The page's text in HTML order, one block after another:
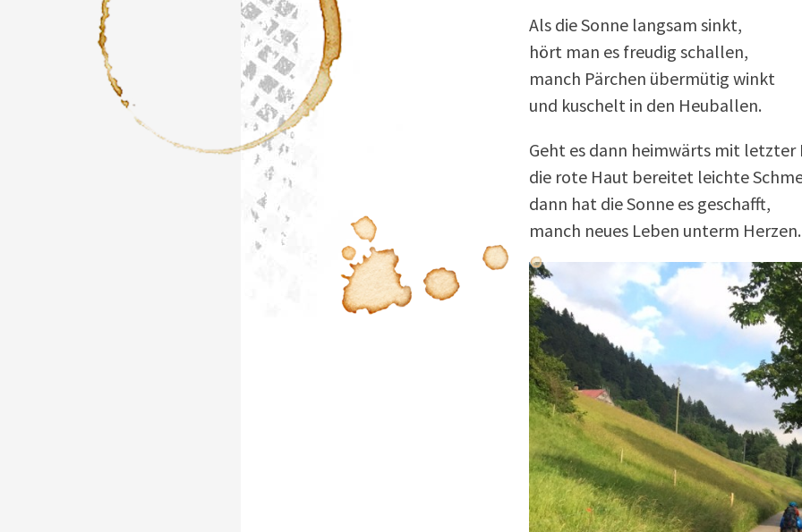
Als die Sonne langsam sinkt,
hört man es freudig schallen,
manch Pärchen übermütig winkt
und kuschelt in den Heuballen.
Geht es dann heimwärts mit letzter
die rote Haut bereitet leichte
dann hat die Sonne es geschafft,
manch neues Leben unterm Herzen.